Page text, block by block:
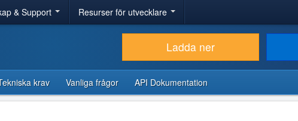
& Support Resurser för utvecklare
Ladda ner
krav Vanliga frågor API Dokumentation